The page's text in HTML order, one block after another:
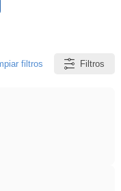
filtros Filtros